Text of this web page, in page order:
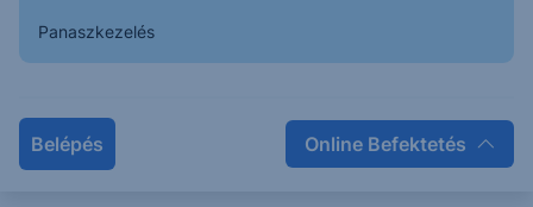
Panaszkezelés
Belépés Online Befektetés
Napon belüli Historikus
Legfontosabb adatok